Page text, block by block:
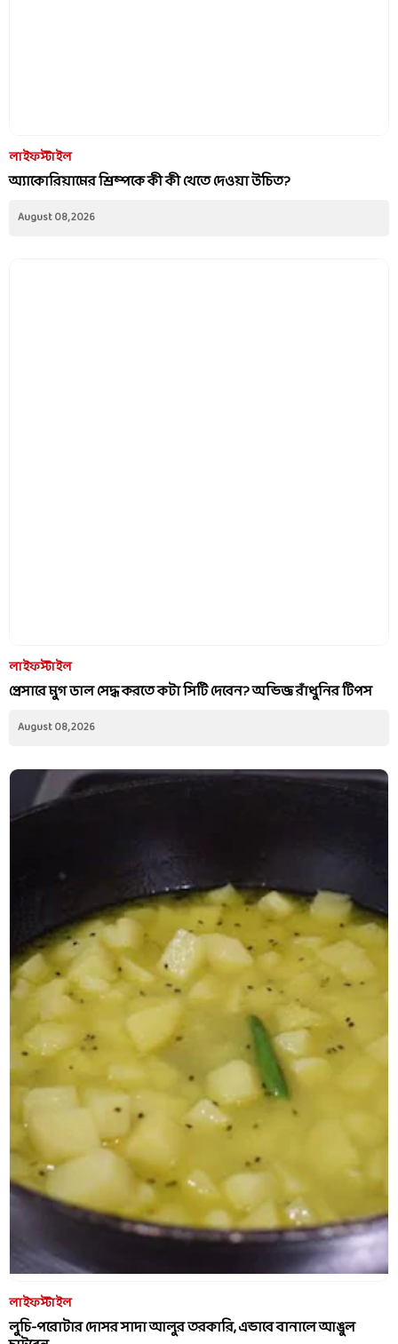
লাইফস্টাইল
অ্যাকোরিয়ামের শ্রিম্পকে কী কী খেতে দেওয়া উচিত?
August 08, 2026
লাইফস্টাইল
প্রেসারে মুগ ডাল সেদ্ধ করতে কটা সিটি দেবেন? অভিজ্ঞ রাঁধুনির টিপস
August 08, 2026
লাইফস্টাইল
লুচি-পরোটার দোসর সাদা আলুর তরকারি, এভাবে বানালে আঙুল